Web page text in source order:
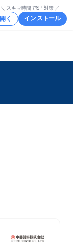
＼ スキマ時間でSPI対策 ／
開く インストール